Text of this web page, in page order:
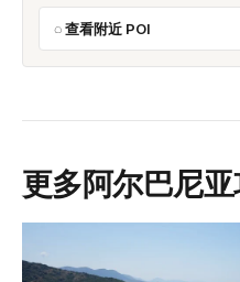
查看附近 POI
更多阿尔巴尼